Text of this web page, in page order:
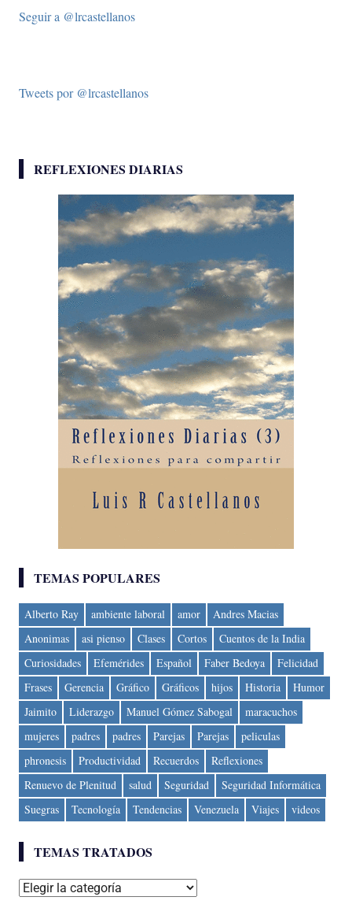
Seguir a @lrcastellanos
Tweets por @lrcastellanos
REFLEXIONES DIARIAS
TEMAS POPULARES
Alberto Ray ambiente laboral amor
Andres Macias
Anonimas
asi pienso Clases Cortos
Cuentos de la India
Curiosidades
Efemérides Español Faber Bedoya
Felicidad
Frases
Gerencia Gráfico Gráficos hijos Historia
Humor
Jaimito
Liderazgo Manuel Gómez Sabogal
maracuchos
mujeres
padres padres Parejas Parejas
peliculas
phronesis
Productividad Recuerdos
Reflexiones
Renuevo de Plenitud
salud Seguridad
Seguridad Informática
Suegras
Tecnología Tendencias Venezuela Viajes videos
TEMAS TRATADOS
Temas